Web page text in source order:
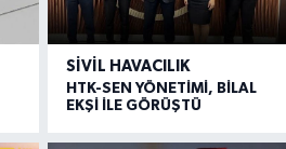
SIVIL HAVACILIK
HTK-SEN YÖNETİMİ, BİLAL
EKŞİ İLE GÖRÜŞTÜ